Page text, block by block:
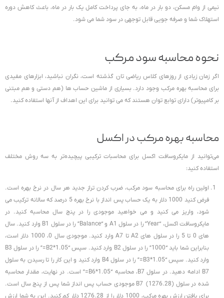
نیمی از وام مسکن، دو بار در ماه، به جای پرداخت کامل یک بار در ماه، باعث کاهش دوره
استهلاک شما و صرفه جویی قابل توجهی در سود شما می شود.
نحوه محاسبه سود مرکب
اگر زمان زیادی از روزهای کلاس ریاضی تان گذشته است، نگران نباشید، ابزارهای مفیدی
برای محاسبه بهره مرکب وجود دارد. بسیاری از ماشین حساب ها (هم دستی و هم مبتنی
بر کامپیوتر) دارای توابع توان هستند که می توانید برای این اهداف از آنها استفاده کنید.
محاسبه بهره مرکب در اکسل
می‌توانید از مایکروسافت اکسل برای محاسبات ترکیبی پیچیده‌تر به سه روش مختلف
استفاده کنید:
اولین راه برای محاسبه سود مرکب، ضرب کردن تراز جدید هر سال در نرخ بهره است.
فرض کنید 1000 دلار به یک حساب پس انداز با نرخ بهره 5 درصد که سالانه ترکیب می
شود، واریز می کنید و می خواهید موجودی را در پنج سال محاسبه کنید. در
مایکروسافت اکسل، “Year” را در سلول A1 و “Balance” را در سلول B1 وارد کنید. سال
های 0 تا 5 را در سلول های A2 تا A7 وارد کنید. موجودی سال 0، 1000 دلار است،
بنابراین شما باید “1000” را در سلول B2 وارد کنید. سپس “B2*1.05=” را در سلول B3
وارد کنید. سپس “B3*1.05=” را در سلول B4 وارد کنید و این کار را تا رسیدن به سلول
B7 ادامه دهید. در سلول B7، محاسبه “B6*1.05=” است. در نهایت، مقدار محاسبه
شده در سلول B7 (1276.28) موجودی حساب پس انداز شما پس از پنج سال است.
برای یافتن ارزش بهره مرکب، 1000 دلار را از 1276.28 دلار کم کنید. این به شما ارزش